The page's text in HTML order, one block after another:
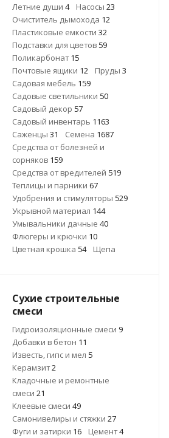
Летние души 4 Насосы 23
Очиститель дымохода 12
Пластиковые емкости 32
Подставки для цветов 59
Поликарбонат15
Почтовые ящики 12 Пруды 3
Садовая мебель 159
Садовые светильники 50
Садовый декор 57
Садовый инвентарь 1163
Саженцы 31 Семена 1687
Средства от болезней и
сорняков 159
Средства от вредителей 519
Теплицы и парники 67
Удобрения и стимуляторы 529
Укрывной материал 144
Умывальники дачные 40
Флюгеры и крючки 10
Цветная крошка 54 Щепа
Сухие строительные
смеси
Гидроизоляционные смеси 9
Добавки в бетон 11
Известь, гипс и мел 5
Керамзит2
Кладочные и ремонтные
смеси 21
Клеевые смеси 49
Самонивелиры и стяжки 27
Фуги и затирки 16 Цемент4